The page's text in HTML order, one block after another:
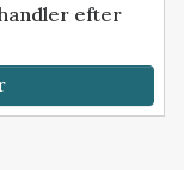
efter